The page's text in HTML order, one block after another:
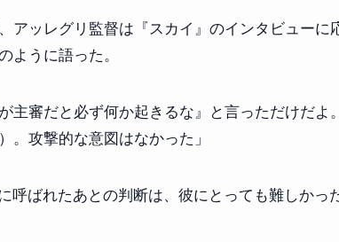
アッレグリ監督は『スカイ』のインタビュー
ように語った。
が主審だと必ず何か起きるな』と言っただけだ
。攻撃的な意図はなかった」
に呼ばれたあとの判断は、彼にとっても難しかっ